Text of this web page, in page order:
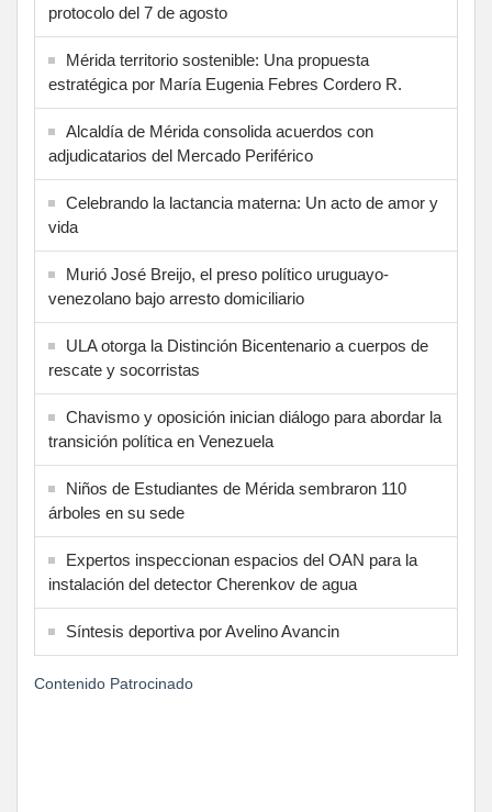
protocolo del 7 de agosto
Mérida territorio sostenible: Una propuesta
estratégica por María Eugenia Febres Cordero R.
Alcaldía de Mérida consolida acuerdos con
adjudicatarios del Mercado Periférico
Celebrando la lactancia materna: Un acto de amor y
vida
Murió José Breijo, el preso político uruguayo-
venezolano bajo arresto domiciliario
ULA otorga la Distinción Bicentenario a cuerpos de
rescate y socorristas
Chavismo y oposición inician diálogo para abordar la
transición política en Venezuela
Niños de Estudiantes de Mérida sembraron 110
árboles en su sede
Expertos inspeccionan espacios del OAN para la
instalación del detector Cherenkov de agua
Síntesis deportiva por Avelino Avancin
Contenido Patrocinado